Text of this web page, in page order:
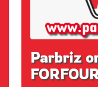
Parbriz